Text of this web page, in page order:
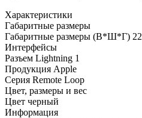
Характеристики
Габаритные размеры
Габаритные размеры (В*Ш*Г)
Интерфейсы
Разъем Lightning 1
Продукция Apple
Серия Remote Loop
Цвет, размеры и вес
Цвет черный
Информация